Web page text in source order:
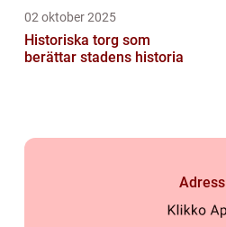
02 oktober 2025
Historiska torg som
berättar stadens historia
Adress